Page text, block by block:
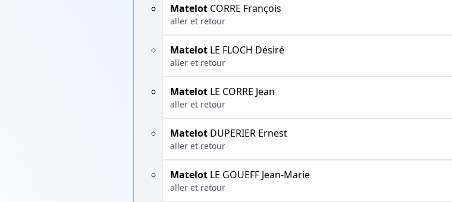
Matelot CORRE François
aller et retour
Matelot LE FLOCH Désiré
aller et retour
Matelot LE CORRE Jean
aller et retour
Matelot DUPERIER Ernest
aller et retour
Matelot LE GOUEFF Jean-Marie
aller et retour